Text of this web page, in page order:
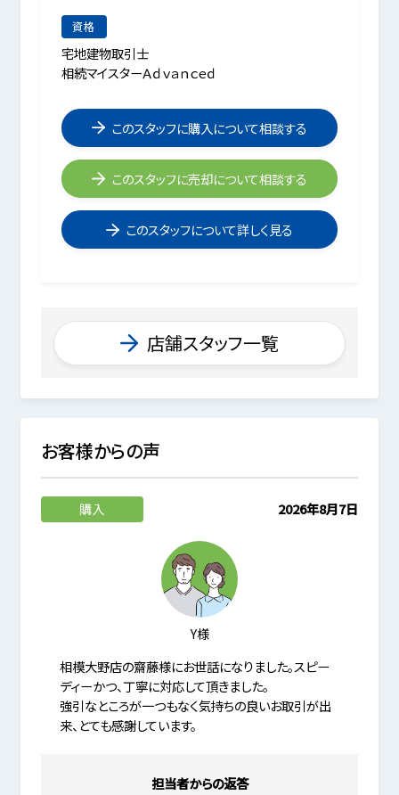
資格
宅地建物取引士
相続マイスターＡｄｖａｎｃｅｄ
このスタッフに購入について相談する
このスタッフに売却について相談する
このスタッフについて詳しく見る
店舗スタッフ一覧
お客様からの声
購入 2026年8月7日
Y様
相模大野店の齋藤様にお世話になりました。スピー
ディーかつ、丁寧に対応して頂きました。
強引なところが一つもなく気持ちの良いお取引が出
来、とても感謝しています。
担当者からの返答